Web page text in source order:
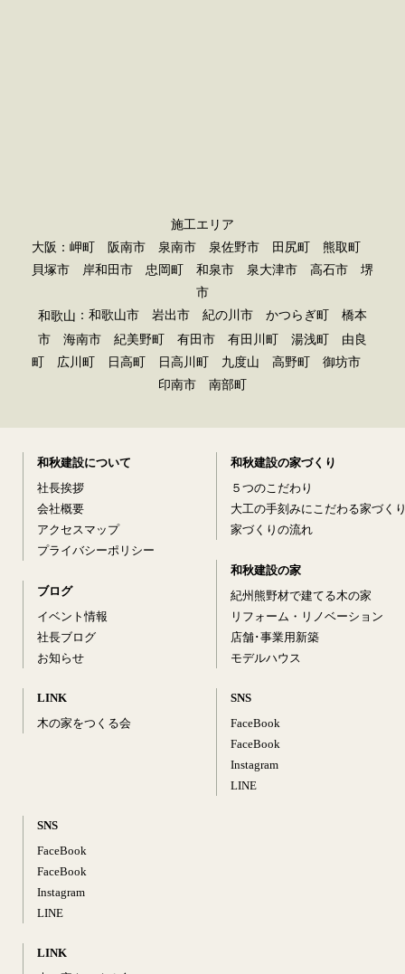
施工エリア
大阪：岬町 阪南市 泉南市 泉佐野市 田尻町 熊取町
貝塚市 岸和田市 忠岡町 和泉市 泉大津市 高石市 堺
市
和歌山 ：和歌山市 岩出市 紀の川市 かつらぎ町 橋本
市 海南市 紀美野町 有田市 有田川町 湯浅町 由良
町 広川町 日高町 日高川町 九度山 高野町 御坊市
印南市 南部町
和秋建設について
社長挨拶
会社概要
アクセスマップ
プライバシーポリシー
ブログ
イベント情報
社長ブログ
お知らせ
LINK
木の家をつくる会
和秋建設の家づくり
５つのこだわり
大工の手刻みにこだわる家づく
家づくりの流れ
和秋建設の家
紀州熊野材で建てる木の家
リフォーム・リノベーション
店舗･事業用新築
モデルハウス
SNS
FaceBook
FaceBook
Instagram
LINE
SNS
FaceBook
FaceBook
Instagram
LINE
LINK